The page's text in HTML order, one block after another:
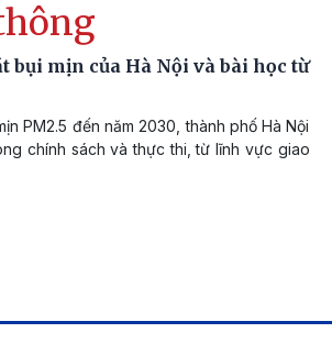
bụi mịn của Hà Nội và bài học từ
PM2.5 đến năm 2030, thành phố Hà Nội
chính sách và thực thi, từ lĩnh vực giao